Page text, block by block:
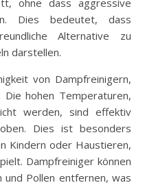
Dies bedeutet, dass
Alternative zu
darstellen.
von Dampfreinigern,
hohen Temperaturen,
werden, sind effektiv
Dies ist besonders
Kindern oder Haustieren,
Dampfreiniger können
und Pollen entfernen, was